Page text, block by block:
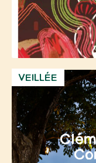
VEILLÉE